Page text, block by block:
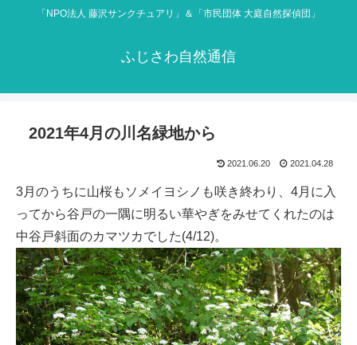
「NPO法人 藤沢サンクチュアリ」＆「市民団体 大庭自然探偵団」
ふじさわ自然通信
2021年4月の川名緑地から
2021.06.20 2021.04.28
3月のうちに山桜もソメイヨシノも咲き終わり、4月に入
ってから谷戸の一隅に明るい華やぎをみせてくれたのは
中谷戸斜面のカマツカでした(4/12)。